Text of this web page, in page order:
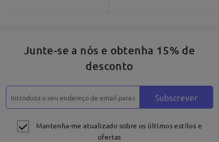
Junte-se a nós e obtenha 15% de
desconto
Subscrever
Mantenha-me atualizado sobre os últimos estilos e
ofertas